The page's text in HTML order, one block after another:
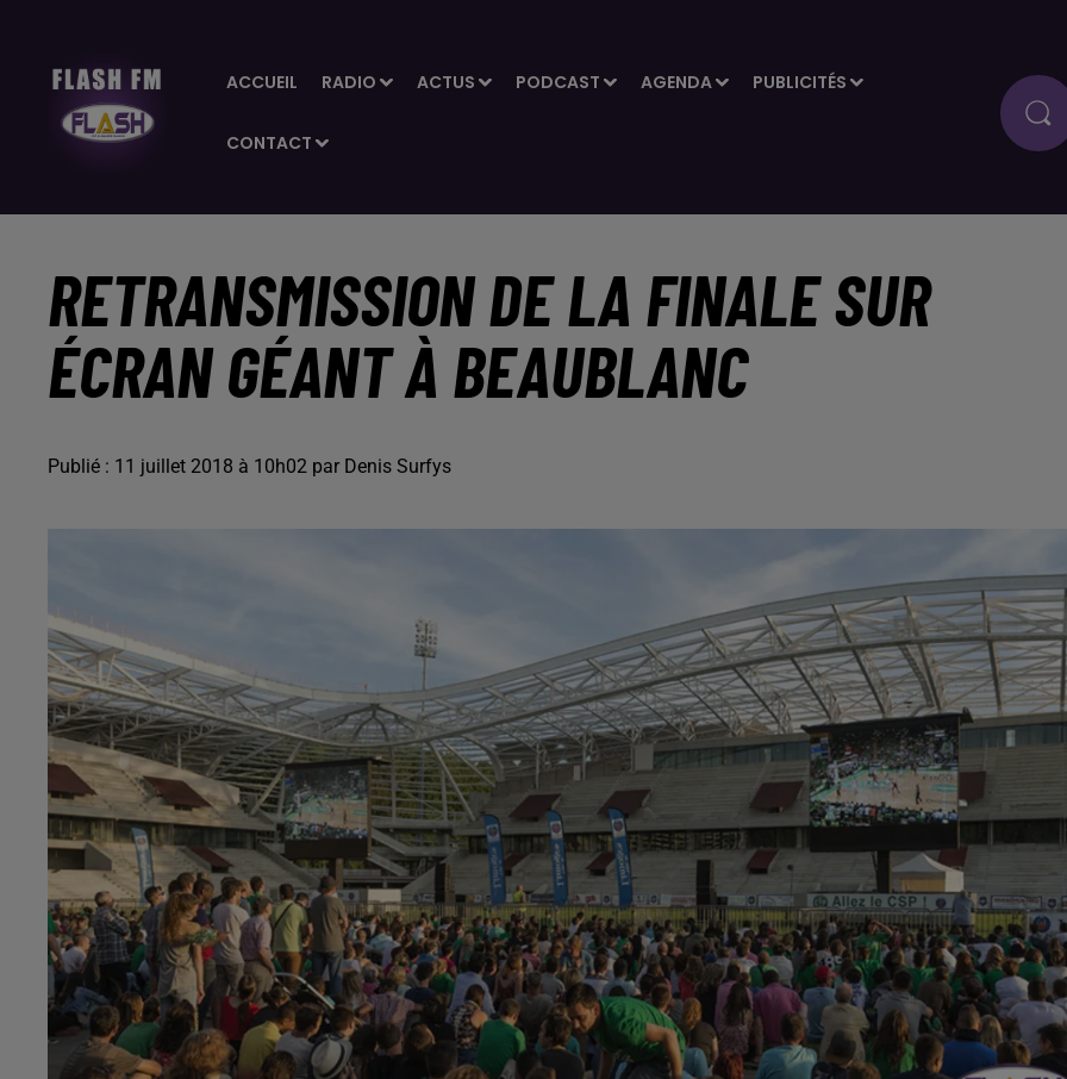
ACCUEIL RADIO ACTUS PODCAST AGENDA PUBLICITÉS
CONTACT
RETRANSMISSION DE LA FINALE SUR
ÉCRAN GÉANT À BEAUBLANC
Publié : 11 juillet 2018 à 10h02 par Denis Surfys